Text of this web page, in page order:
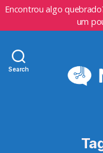
Encontrou algo
um
Search